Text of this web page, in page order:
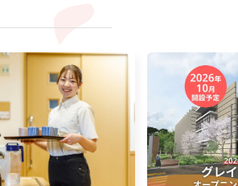
目的 / 事業者 / 提供サービスから探
目的 主な提供
介護の相談に乗ってもらい
東山公園
サンサンワイナリー